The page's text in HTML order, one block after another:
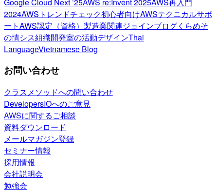
2024AWSトレンドチェック初心者向けAWSテクニカルサポ
ートAWS認定（資格） 製造業関連ジョインブログくらめそ
の情シス組織開発室の活動デザインThai
LanguageVietnamese Blog
お問い合わせ
クラスメソッドへの問い合わせ
DevelopersIOへのご意見
AWSに関するご相談
資料ダウンロード
メールマガジン登録
セミナー情報
採用情報
会社説明会
勉強会